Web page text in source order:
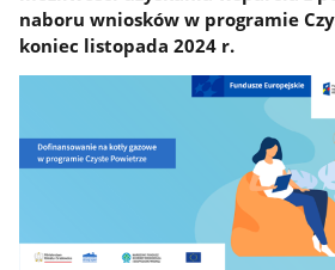
naboru wniosków w programie
koniec listopada 2024 r.